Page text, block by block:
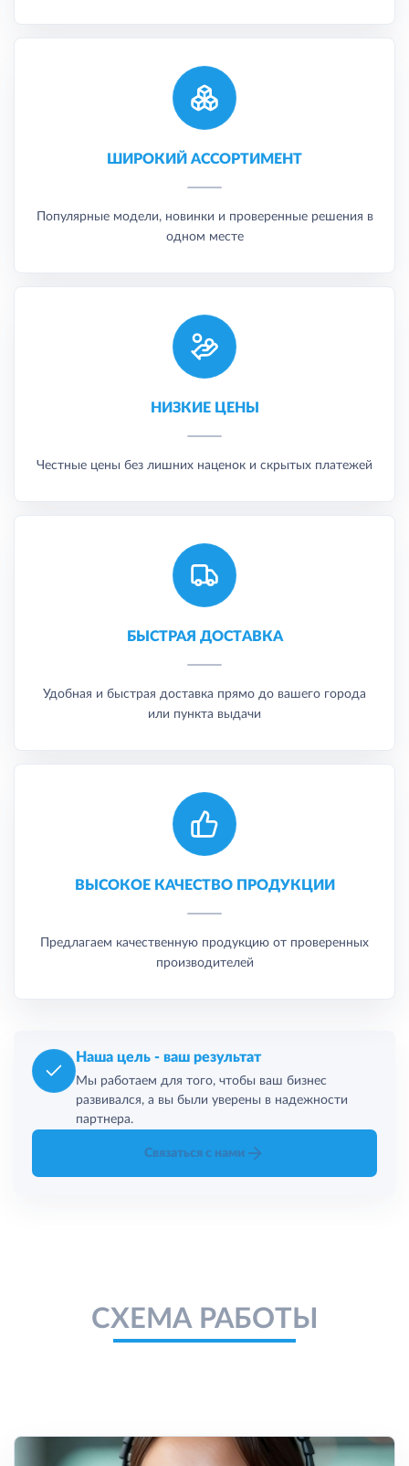
ШИРОКИЙ АССОРТИМЕНТ
Популярные модели, новинки и проверенные решения в
одном месте
НИЗКИЕ ЦЕНЫ
Честные цены без лишних наценок и скрытых платежей
БЫСТРАЯ ДОСТАВКА
Удобная и быстрая доставка прямо до вашего города
или пункта выдачи
ВЫСОКОЕ КАЧЕСТВО ПРОДУКЦИИ
Предлагаем качественную продукцию от проверенных
производителей
Наша цель - ваш результат
Мы работаем для того, чтобы ваш бизнес
развивался, а вы были уверены в надежности
партнера.
Связаться с нами
СХЕМА РАБОТЫ